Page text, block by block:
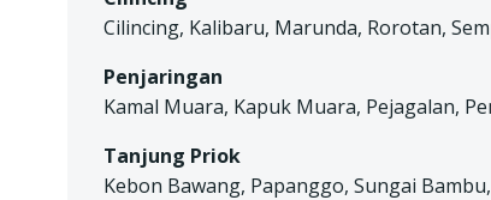
Cilincing, Kalibaru, Marunda, Rorotan,
Penjaringan
Kamal Muara, Kapuk Muara, Pejagalan,
Tanjung Priok
Kebon Bawang, Papanggo, Sungai